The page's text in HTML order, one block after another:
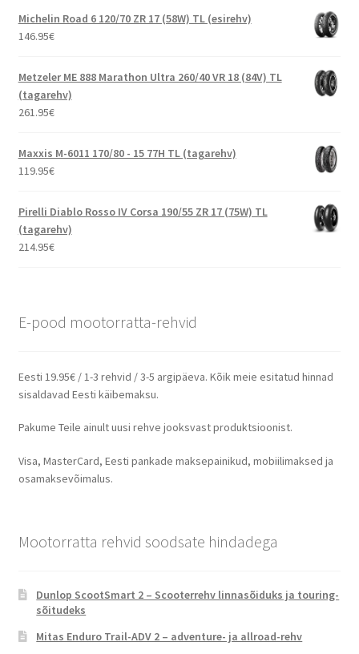
Michelin Road 6 120/70 ZR 17 (58W) TL (esirehv)
146.95€
Metzeler ME 888 Marathon Ultra 260/40 VR 18 (84V) TL
(tagarehv)
261.95€
Maxxis M-6011 170/80 - 15 77H TL (tagarehv)
119.95€
Pirelli Diablo Rosso IV Corsa 190/55 ZR 17 (75W) TL
(tagarehv)
214.95€
E-pood mootorratta-rehvid
Eesti 19.95€ / 1-3 rehvid / 3-5 argipäeva. Kõik meie esitatud hinnad
sisaldavad Eesti käibemaksu.
Pakume Teile ainult uusi rehve jooksvast produktsioonist.
Visa, MasterCard, Eesti pankade maksepainikud, mobiilimaksed ja
osamaksevõimalus.
Mootorratta rehvid soodsate hindadega
Dunlop ScootSmart 2 – Scooterrehv linnasõiduks ja touring-
sõitudeks
Mitas Enduro Trail-ADV 2 – adventure- ja allroad-rehv